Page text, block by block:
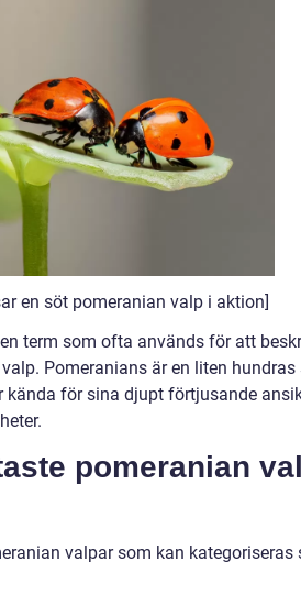
en söt pomeranian valp i aktion]
term som ofta används för att
Pomeranians är en liten hundras
för sina djupt förtjusande
pomeranian
valpar som kan kategoriseras